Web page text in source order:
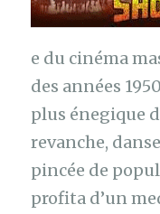
e du cinéma
des années
plus énegique
revanche,
pincée de
profita d’un